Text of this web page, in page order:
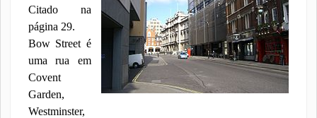
Citado na
página 29.
Bow Street é
uma rua em
Covent
Garden,
Westminster,